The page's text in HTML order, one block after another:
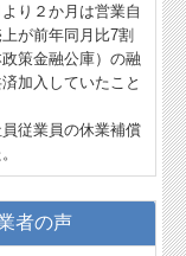
り２か月は営業自
が前年同月比7割
策金融公庫）の融
加入していたこと
従業員の休業補償
者の声